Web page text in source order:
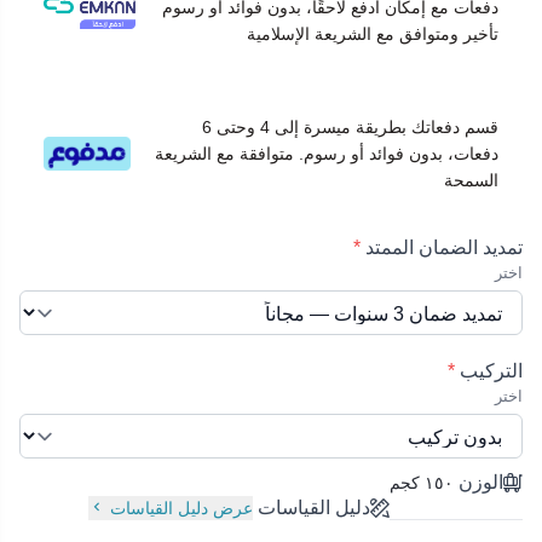
متعددة دون صعوبة أو تعارض مع الأثاث.
الكومبروسر من النوع الدوار يضمن استمرارية الأداء مع
متناسقًا مع مختلف أنماط الديكور الداخلي.
تأتي الوحدة بخامات وجودة إنتاج من الصين لضمان
مكيف ميديا سبليت 2 طن اليت بارد
مكيفات ميديا انفرتر 2.5 طن اليت
دفعات مع إمكان ادفع لاحقًا، بدون فوائد أو رسوم
تأخير ومتوافق مع الشريعة الإسلامية
قسم دفعاتك بطريقة ميسرة إلى 4 وحتى 6
دفعات، بدون فوائد أو رسوم. متوافقة مع الشريعة
السمحة
تمديد الضمان الممتد *
اختر
التركيب *
اختر
الوزن ١٥٠ كجم
دليل القياسات عرض دليل القياسات